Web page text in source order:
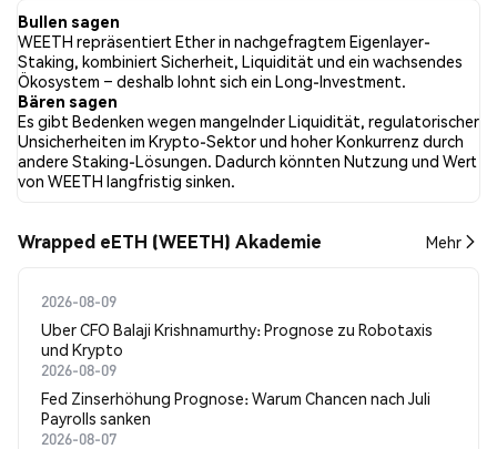
die Stimmung gegenüber WEETH in allen sozialen Medien
Bullish. Schließlich wurden 0 Nachrichtenartikel über WEETH
veröffentlicht. Auf Twitter hatten 40.00% der Tweets eine
bullishe Stimmung im Vergleich zu 0.00% der Tweets mit einer
bärischen Stimmung über WEETH. 60.00% der Tweets waren
neutral gegenüber WEETH. Diese Stimmungen basieren auf 10
Tweets.
Bullen sagen
WEETH repräsentiert Ether in nachgefragtem Eigenlayer-
Staking, kombiniert Sicherheit, Liquidität und ein wachsendes
Ökosystem – deshalb lohnt sich ein Long-Investment.
Bären sagen
Es gibt Bedenken wegen mangelnder Liquidität, regulatorischer
Unsicherheiten im Krypto-Sektor und hoher Konkurrenz durch
andere Staking-Lösungen. Dadurch könnten Nutzung und Wert
von WEETH langfristig sinken.
Wrapped eETH (WEETH) Akademie Mehr
2026-08-09
Uber CFO Balaji Krishnamurthy: Prognose zu Robotaxis
und Krypto
2026-08-09
Fed Zinserhöhung Prognose: Warum Chancen nach Juli
Payrolls sanken
2026-08-07